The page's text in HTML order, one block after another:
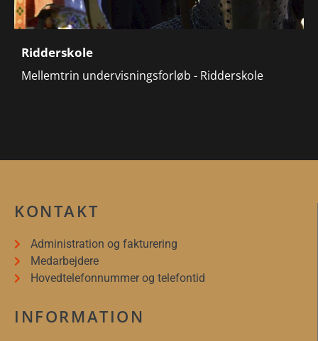
Ridderskole
Mellemtrin undervisningsforløb - Ridderskole
KONTAKT
Administration og fakturering
Medarbejdere
Hovedtelefonnummer og telefontid
INFORMATION